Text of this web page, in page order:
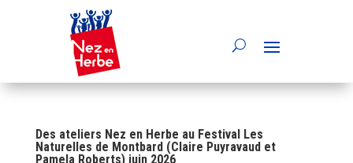
Des ateliers Nez en Herbe au Festival Les
Naturelles de Montbard (Claire Puyravaud et
Pamela Roberts) juin 2026